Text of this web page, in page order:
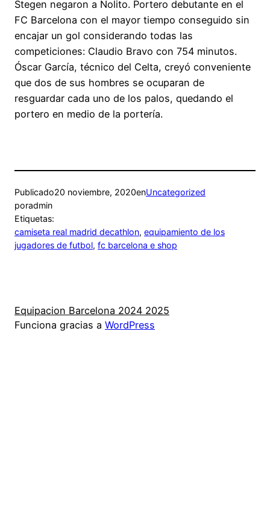
Stegen negaron a Nolito. Portero debutante en el
FC Barcelona con el mayor tiempo conseguido sin
encajar un gol considerando todas las
competiciones: Claudio Bravo con 754 minutos.
Óscar García, técnico del Celta, creyó conveniente
que dos de sus hombres se ocuparan de
resguardar cada uno de los palos, quedando el
portero en medio de la portería.
Publicado20 noviembre, 2020enUncategorized
poradmin
Etiquetas:
camiseta real madrid decathlon, equipamiento de los
jugadores de futbol, fc barcelona e shop
Equipacion Barcelona 2024 2025
Funciona gracias a WordPress